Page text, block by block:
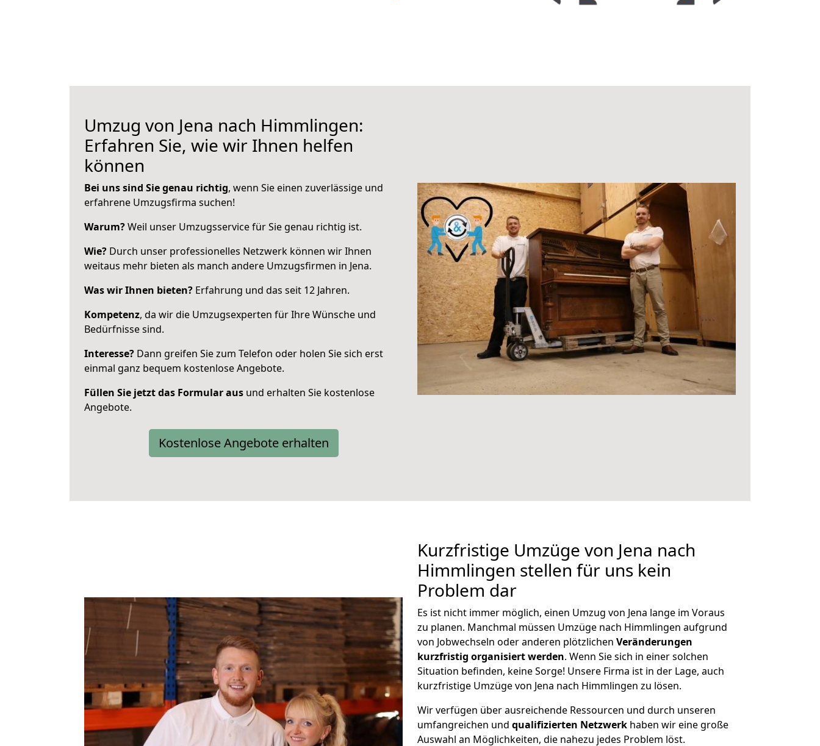
Umzug von Jena nach Himmlingen:
Erfahren Sie, wie wir Ihnen helfen
können
Bei uns sind Sie genau richtig, wenn Sie einen zuverlässige und
erfahrene Umzugsfirma suchen!
Warum?Weil unser Umzugsservice für Sie genau richtig ist.
Wie? Durch unser professionelles Netzwerk können wir Ihnen
weitaus mehr bieten als manch andere Umzugsfirmen in Jena.
Was wir Ihnen bieten? Erfahrung und das seit 12 Jahren.
Kompetenz, da wir die Umzugsexperten für Ihre Wünsche und
Bedürfnisse sind.
Interesse? Dann greifen Sie zum Telefon oder holen Sie sich erst
einmal ganz bequem kostenlose Angebote.
Füllen Sie jetzt das Formular aus und erhalten Sie kostenlose
Angebote.
Kostenlose Angebote erhalten
Kurzfristige Umzüge von Jena nach
Himmlingen stellen für uns kein
Problem dar
Es ist nicht immer möglich, einen Umzug von Jena lange im Voraus
zu planen. Manchmal müssen Umzüge nach Himmlingen aufgrund
von Jobwechseln oder anderen plötzlichen Veränderungen
kurzfristig organisiert werden. Wenn Sie sich in einer solchen
Situation befinden, keine Sorge! Unsere Firma ist in der Lage, auch
kurzfristige Umzüge von Jena nach Himmlingen zu lösen.
Wir verfügen über ausreichende Ressourcen und durch unseren
umfangreichen und qualifizierten Netzwerk haben wir eine große
Auswahl an Möglichkeiten, die nahezu jedes Problem löst.